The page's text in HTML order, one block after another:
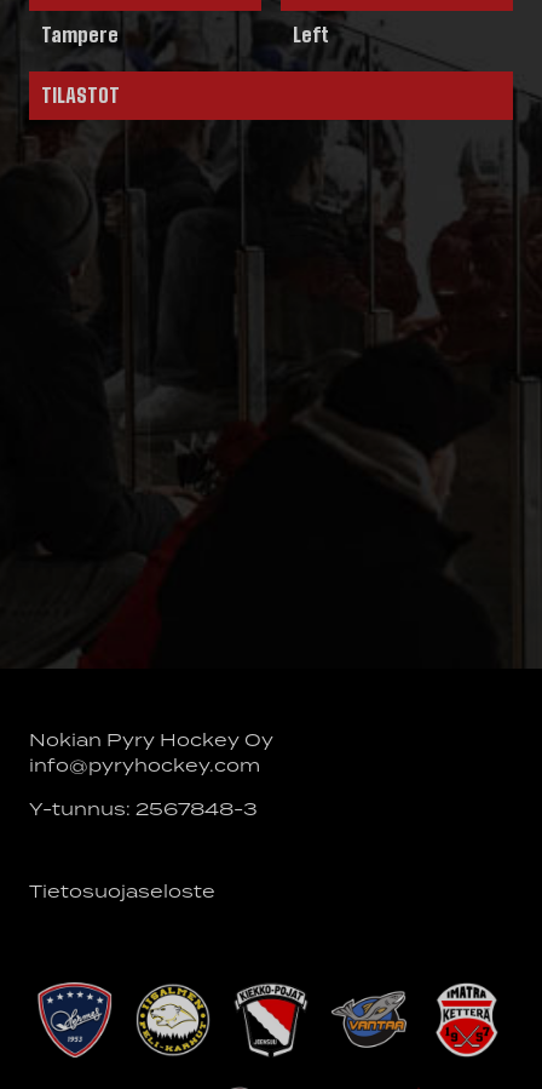
Tampere Left
TILASTOT
Nokian Pyry Hockey Oy
info@pyryhockey.com
Y-tunnus: 2567848-3
Tietosuojaseloste